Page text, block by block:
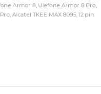
Armor 8, Ulefone Armor 8 Pro,
Alcatel TKEE MAX 8095, 12 pin